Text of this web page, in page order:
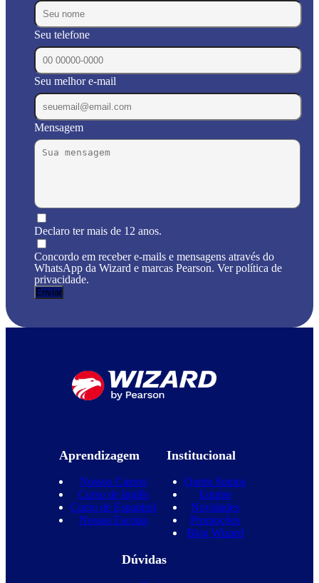
Seu telefone
Seu melhor e-mail
Mensagem
Declaro ter mais de 12 anos.
Concordo em receber e-mails e mensagens através do
WhatsApp da Wizard e marcas Pearson. Ver política de
privacidade.
Aprendizagem
Nossos Cursos
Curso de Inglês
Curso de Espanhol
Nossas Escolas
Institucional
Quem Somos
Equipe
Novidades
Promoções
Blog Wizard
Dúvidas